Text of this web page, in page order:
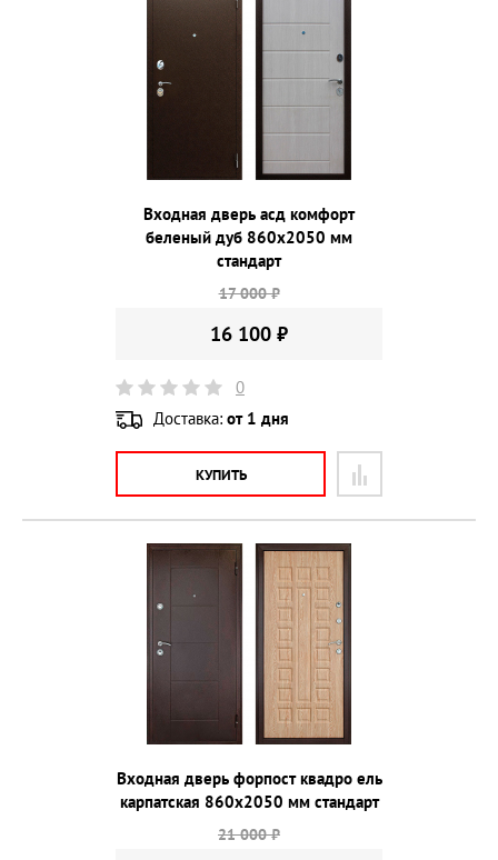
Входная дверь асд комфорт
беленый дуб 860х2050 мм
стандарт
17 000 ₽
16 100 ₽
0
Доставка: от 1 дня
КУПИТЬ
Входная дверь форпост квадро ель
карпатская 860х2050 мм стандарт
21 000 ₽